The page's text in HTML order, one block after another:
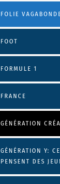
FOLIE
FOOT
FORMULE 1
FRANCE
GÉNÉRATION
GÉNÉRATION Y:
PENSENT DES